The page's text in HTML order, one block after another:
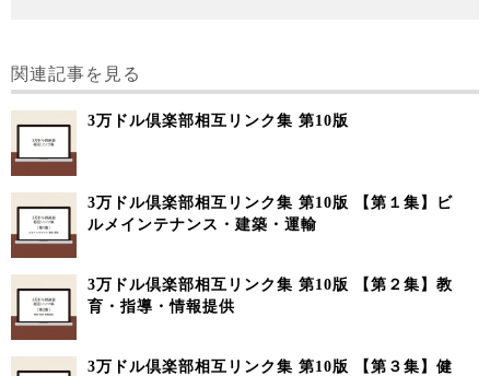
関連記事を見る
3万ドル倶楽部相互リンク集 第10版
3万ドル倶楽部相互リンク集 第10版 【第１集】ビ
ルメインテナンス・建築・運輸
3万ドル倶楽部相互リンク集 第10版 【第２集】教
育・指導・情報提供
3万ドル倶楽部相互リンク集 第10版 【第３集】健